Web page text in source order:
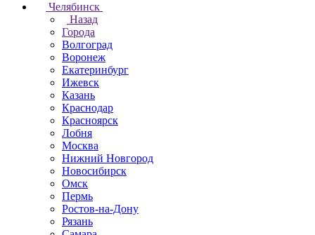
Челябинск
Назад
Города
Волгоград
Воронеж
Екатеринбург
Ижевск
Казань
Краснодар
Красноярск
Лобня
Москва
Нижний Новгород
Новосибирск
Омск
Пермь
Ростов-на-Дону
Рязань